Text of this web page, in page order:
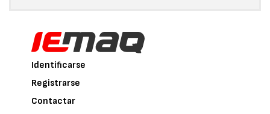
Identificarse
Registrarse
Contactar